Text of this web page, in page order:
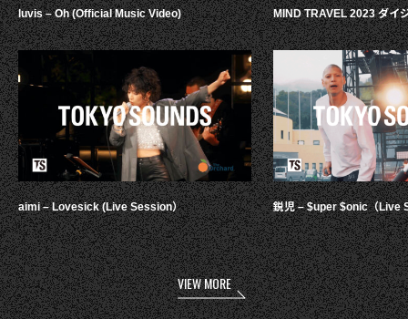
luvis – Oh (Official Music Video)
aimi – Lovesick (Live Session）
MIND TRAVEL 2023 ダイ
鋭児 – $uper $onic（Live
VIEW MORE